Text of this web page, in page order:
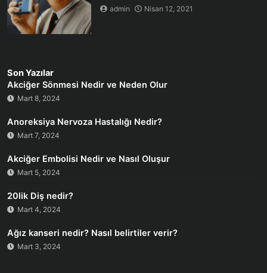
admin Nisan 12, 2021
Son Yazılar
Akciğer Sönmesi Nedir ve Neden Olur
Mart 8, 2024
Anoreksiya Nervoza Hastalığı Nedir?
Mart 7, 2024
Akciğer Embolisi Nedir ve Nasıl Oluşur
Mart 5, 2024
20lik Diş nedir?
Mart 4, 2024
Ağız kanseri nedir? Nasıl belirtiler verir?
Mart 3, 2024